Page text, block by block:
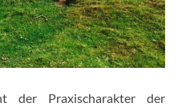
der Praxischarakter der